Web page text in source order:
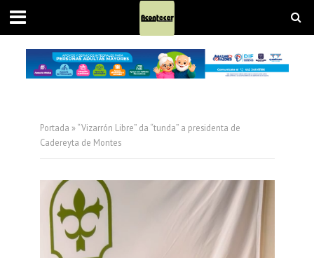
Portada »“Vizarrón Libre” da “tunda” a presidenta de
Cadereyta de Montes